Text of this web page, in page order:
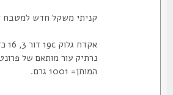
קניתי משקל חדש למטבח אז
נרתיק עור מותאם של
המותן= 1001 גרם.